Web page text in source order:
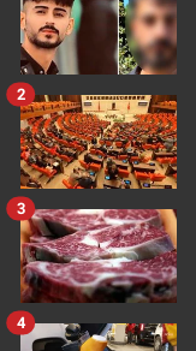
2
3
4